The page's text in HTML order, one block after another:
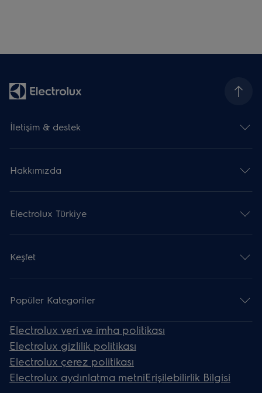
İletişim & destek
Hakkımızda
Electrolux Türkiye
Keşfet
Popüler Kategoriler
Electrolux veri ve imha politikası
Electrolux gizlilik politikası
Electrolux çerez politikası
Electrolux aydınlatma metniErişilebilirlik Bilgisi